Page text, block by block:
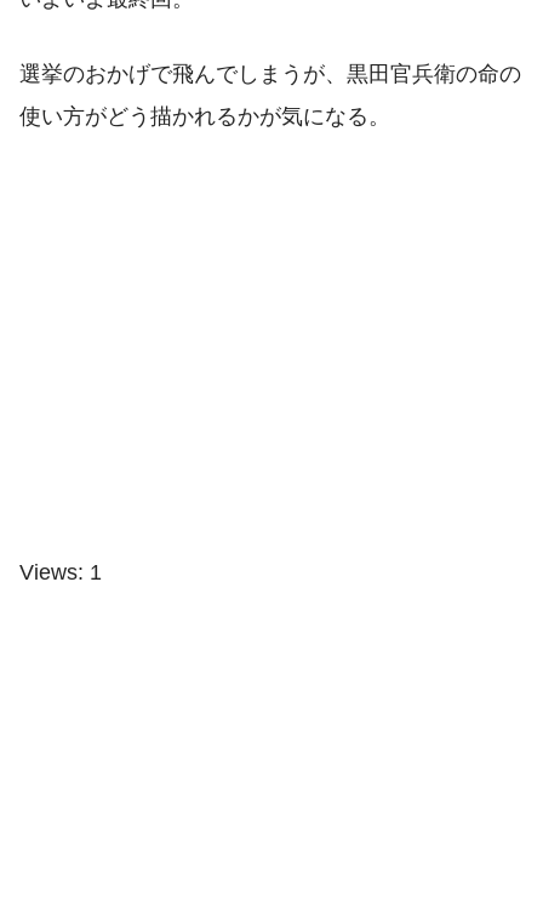
選挙のおかげで飛んでしまうが、黒田官兵衛の命の
使い方がどう描かれるかが気になる。
Views: 1